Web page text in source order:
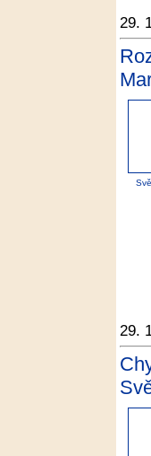
29.
29.